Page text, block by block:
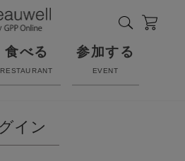
食べる
RESTAURANT
参加する
EVENT
イン